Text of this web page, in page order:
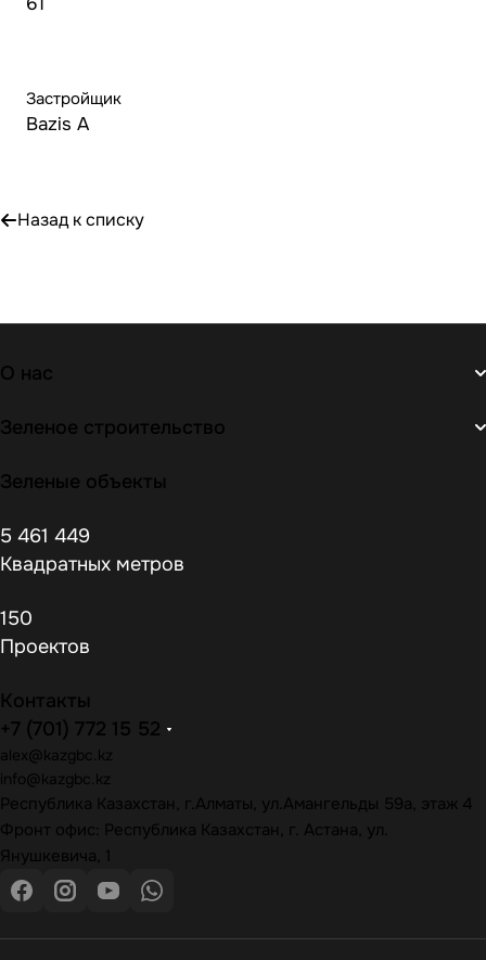
Застройщик
Bazis A
Назад к списку
О нас
Зеленое строительство
Зеленые объекты
5 461 449
Квадратных метров
150
Проектов
Контакты
+7 (701) 772 15 52
alex@kazgbc.kz
info@kazgbc.kz
Республика Казахстан, г.Алматы, ул.Амангельды 59а, этаж 4
Фронт офис: Республика Казахстан, г. Астана, ул.
Янушкевича, 1